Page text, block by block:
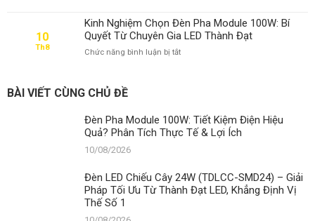
Điện
Hiệu
Quả?
Phân
Lợi
Ích
10
Th8
Kinh Nghiệm Chọn Đèn Pha Module 100W: Bí
Quyết Từ Chuyên Gia LED Thành Đạt
Chức năng bình luận bị tắtở
Module
100W:
Chuyên
Gia
BÀI VIẾT CÙNG CHỦ ĐỀ
Đèn Pha Module 100W: Tiết Kiệm Điện Hiệu
Quả? Phân Tích Thực Tế & Lợi Ích
10/08/2026
Đèn LED Chiếu Cây 24W (TDLCC-SMD24) – Giải
Pháp Tối Ưu Từ Thành Đạt LED, Khẳng Định Vị
Thế Số 1